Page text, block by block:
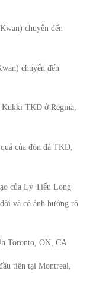
chuyển đến
chuyển đến
TKD ở Regina,
của đòn đá TKD,
của Lý Tiểu Long
và có ảnh hưởng rõ
Toronto, ON, CA
tiên tại Montreal,